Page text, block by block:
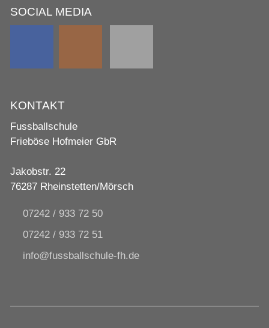
SOCIAL MEDIA
KONTAKT
Fussballschule
Frieböse Hofmeier GbR
Jakobstr. 22
76287 Rheinstetten/Mörsch
07242 / 933 72 50
07242 / 933 72 51
nf
f ssb llsch -fh d